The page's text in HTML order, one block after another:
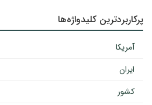
پرکاربردترین کلیدواژه‌ها
آمریکا
ایران
کشور